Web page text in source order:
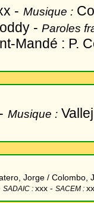
- Musique :
- Paroles
Mandé : P.
Musique :
Jorge / Colombo,
SADAIC : xxx - SACEM :